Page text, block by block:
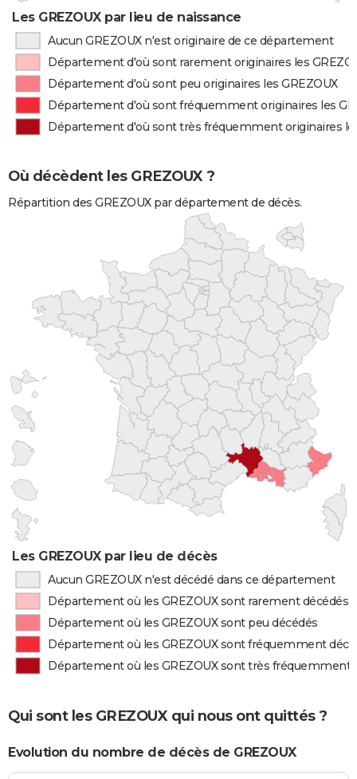
Les GREZOUX par lieu de naissance
Aucun GREZOUX n'est originaire de ce département
Département d'où sont rarement originaires les
Département d'où sont peu originaires les GREZOUX
Département d'où sont fréquemment originaires les
Département d'où sont très fréquemment originaires
Où décèdent les GREZOUX ?
Répartition des GREZOUX par département de décès.
Les GREZOUX par lieu de décès
Aucun GREZOUX n'est décédé dans ce département
Département où les GREZOUX sont rarement décédés
Département où les GREZOUX sont peu décédés
Département où les GREZOUX sont fréquemment
Département où les GREZOUX sont très fréquemment
Qui sont les GREZOUX qui nous ont quittés ?
Evolution du nombre de décès de GREZOUX